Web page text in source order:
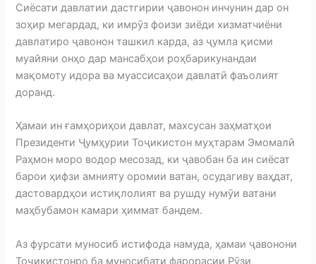
Сиёсати давлатии дастгирии ҷавонон инчунин дар он
зоҳир мегардад, ки имрӯз фоизи зиёди хизматчиёни
давлатиро ҷавонон ташкил карда, аз ҷумла қисми
муайяни онҳо дар мансабҳои роҳбарикунандаи
мақомоту идора ва муассисаҳои давлатӣ фаъолият
доранд.
Ҳамаи ин ғамҳориҳои давлат, махсусан заҳматҳои
Президенти Ҷумҳурии Тоҷикистон муҳтарам Эмомалӣ
Раҳмон моро водор месозад, ки ҷавобан ба ин сиёсат
барои ҳифзи амнияту оромии ватан, осудагиву ваҳдат,
дастовардҳои истиқлолият ва рушду нумӯи ватани
маҳбубамон камари ҳиммат бандем.
Аз фурсати муносиб истифода намуда, ҳамаи ҷавонони
Тоҷикистонро ба муносибати фарорасии Рӯзи